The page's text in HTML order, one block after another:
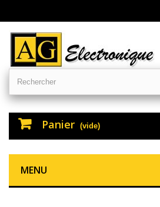
Panier (vide)
MENU